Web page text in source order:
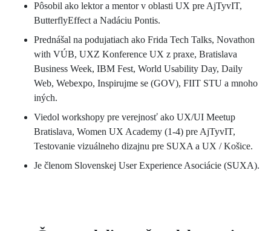
Pôsobil ako lektor a mentor v oblasti UX pre AjTyvIT,
ButterflyEffect a Nadáciu Pontis.
Prednášal na podujatiach ako Frida Tech Talks, Novathon
with VÚB, UXZ Konference UX z praxe, Bratislava
Business Week, IBM Fest, World Usability Day, Daily
Web, Webexpo, Inspirujme se (GOV), FIIT STU a mnoho
iných.
Viedol workshopy pre verejnosť ako UX/UI Meetup
Bratislava, Women UX Academy (1-4) pre AjTyvIT,
Testovanie vizuálneho dizajnu pre SUXA a UX / Košice.
Je členom Slovenskej User Experience Asociácie (SUXA).